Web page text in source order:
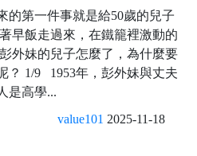
的第一件事就是給50歲的兒子
早飯走過來，在鐵籠裡激動的
外妹的兒子怎麼了，為什麼要
？ 1/9 1953年，彭外妹與丈夫
是高學...
value101 2025-11-18